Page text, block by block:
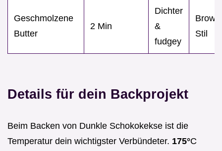
Geschmolzene
Butter
2 Min
Dichter
&
fudgey
Stil
Details für dein Backprojekt
Beim Backen von Dunkle Schokokekse ist die
Temperatur dein wichtigster Verbündeter. 175°C